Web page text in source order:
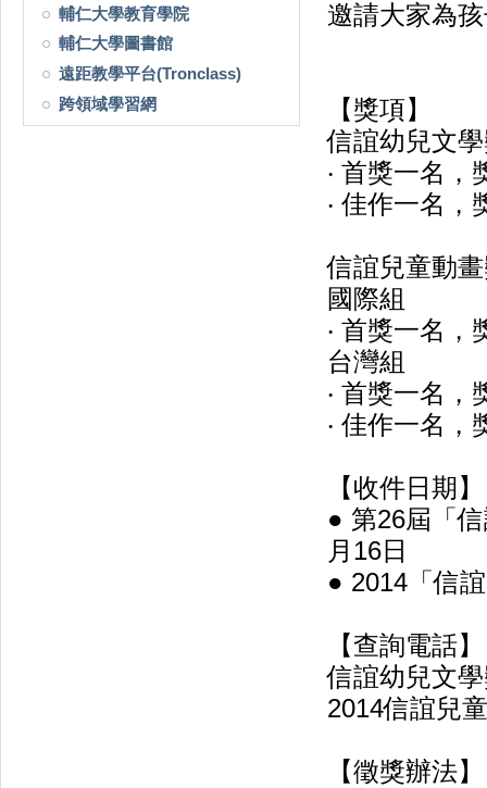
輔仁大學教育學院
輔仁大學圖書館
遠距教學平台(Tronclass)
跨領域學習網
邀請大家為
【獎項】
信誼幼兒文
‧ 首獎一名，
‧ 佳作一名，
信誼兒童動
國際組
‧ 首獎一名，
台灣組
‧ 首獎一名，
‧ 佳作一名，
【收件日期】
● 第26屆「
月16日
● 2014「信
【查詢電話】
信誼幼兒文
2014信誼兒
【徵獎辦法】